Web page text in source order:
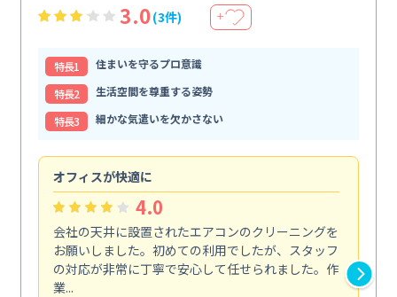
3.0(3件) ＋
特⻑1
住まいを守るプロ意識
特⻑2
生活空間を尊重する姿勢
特⻑3
細かな気遣いを欠かさない
オフィスが快適に
4.0
会社の天井に設置されたエアコンのクリーニングを
お願いしました。初めての利用でしたが、スタッフ
の対応が非常に丁寧で安心して任せられました。作
業...